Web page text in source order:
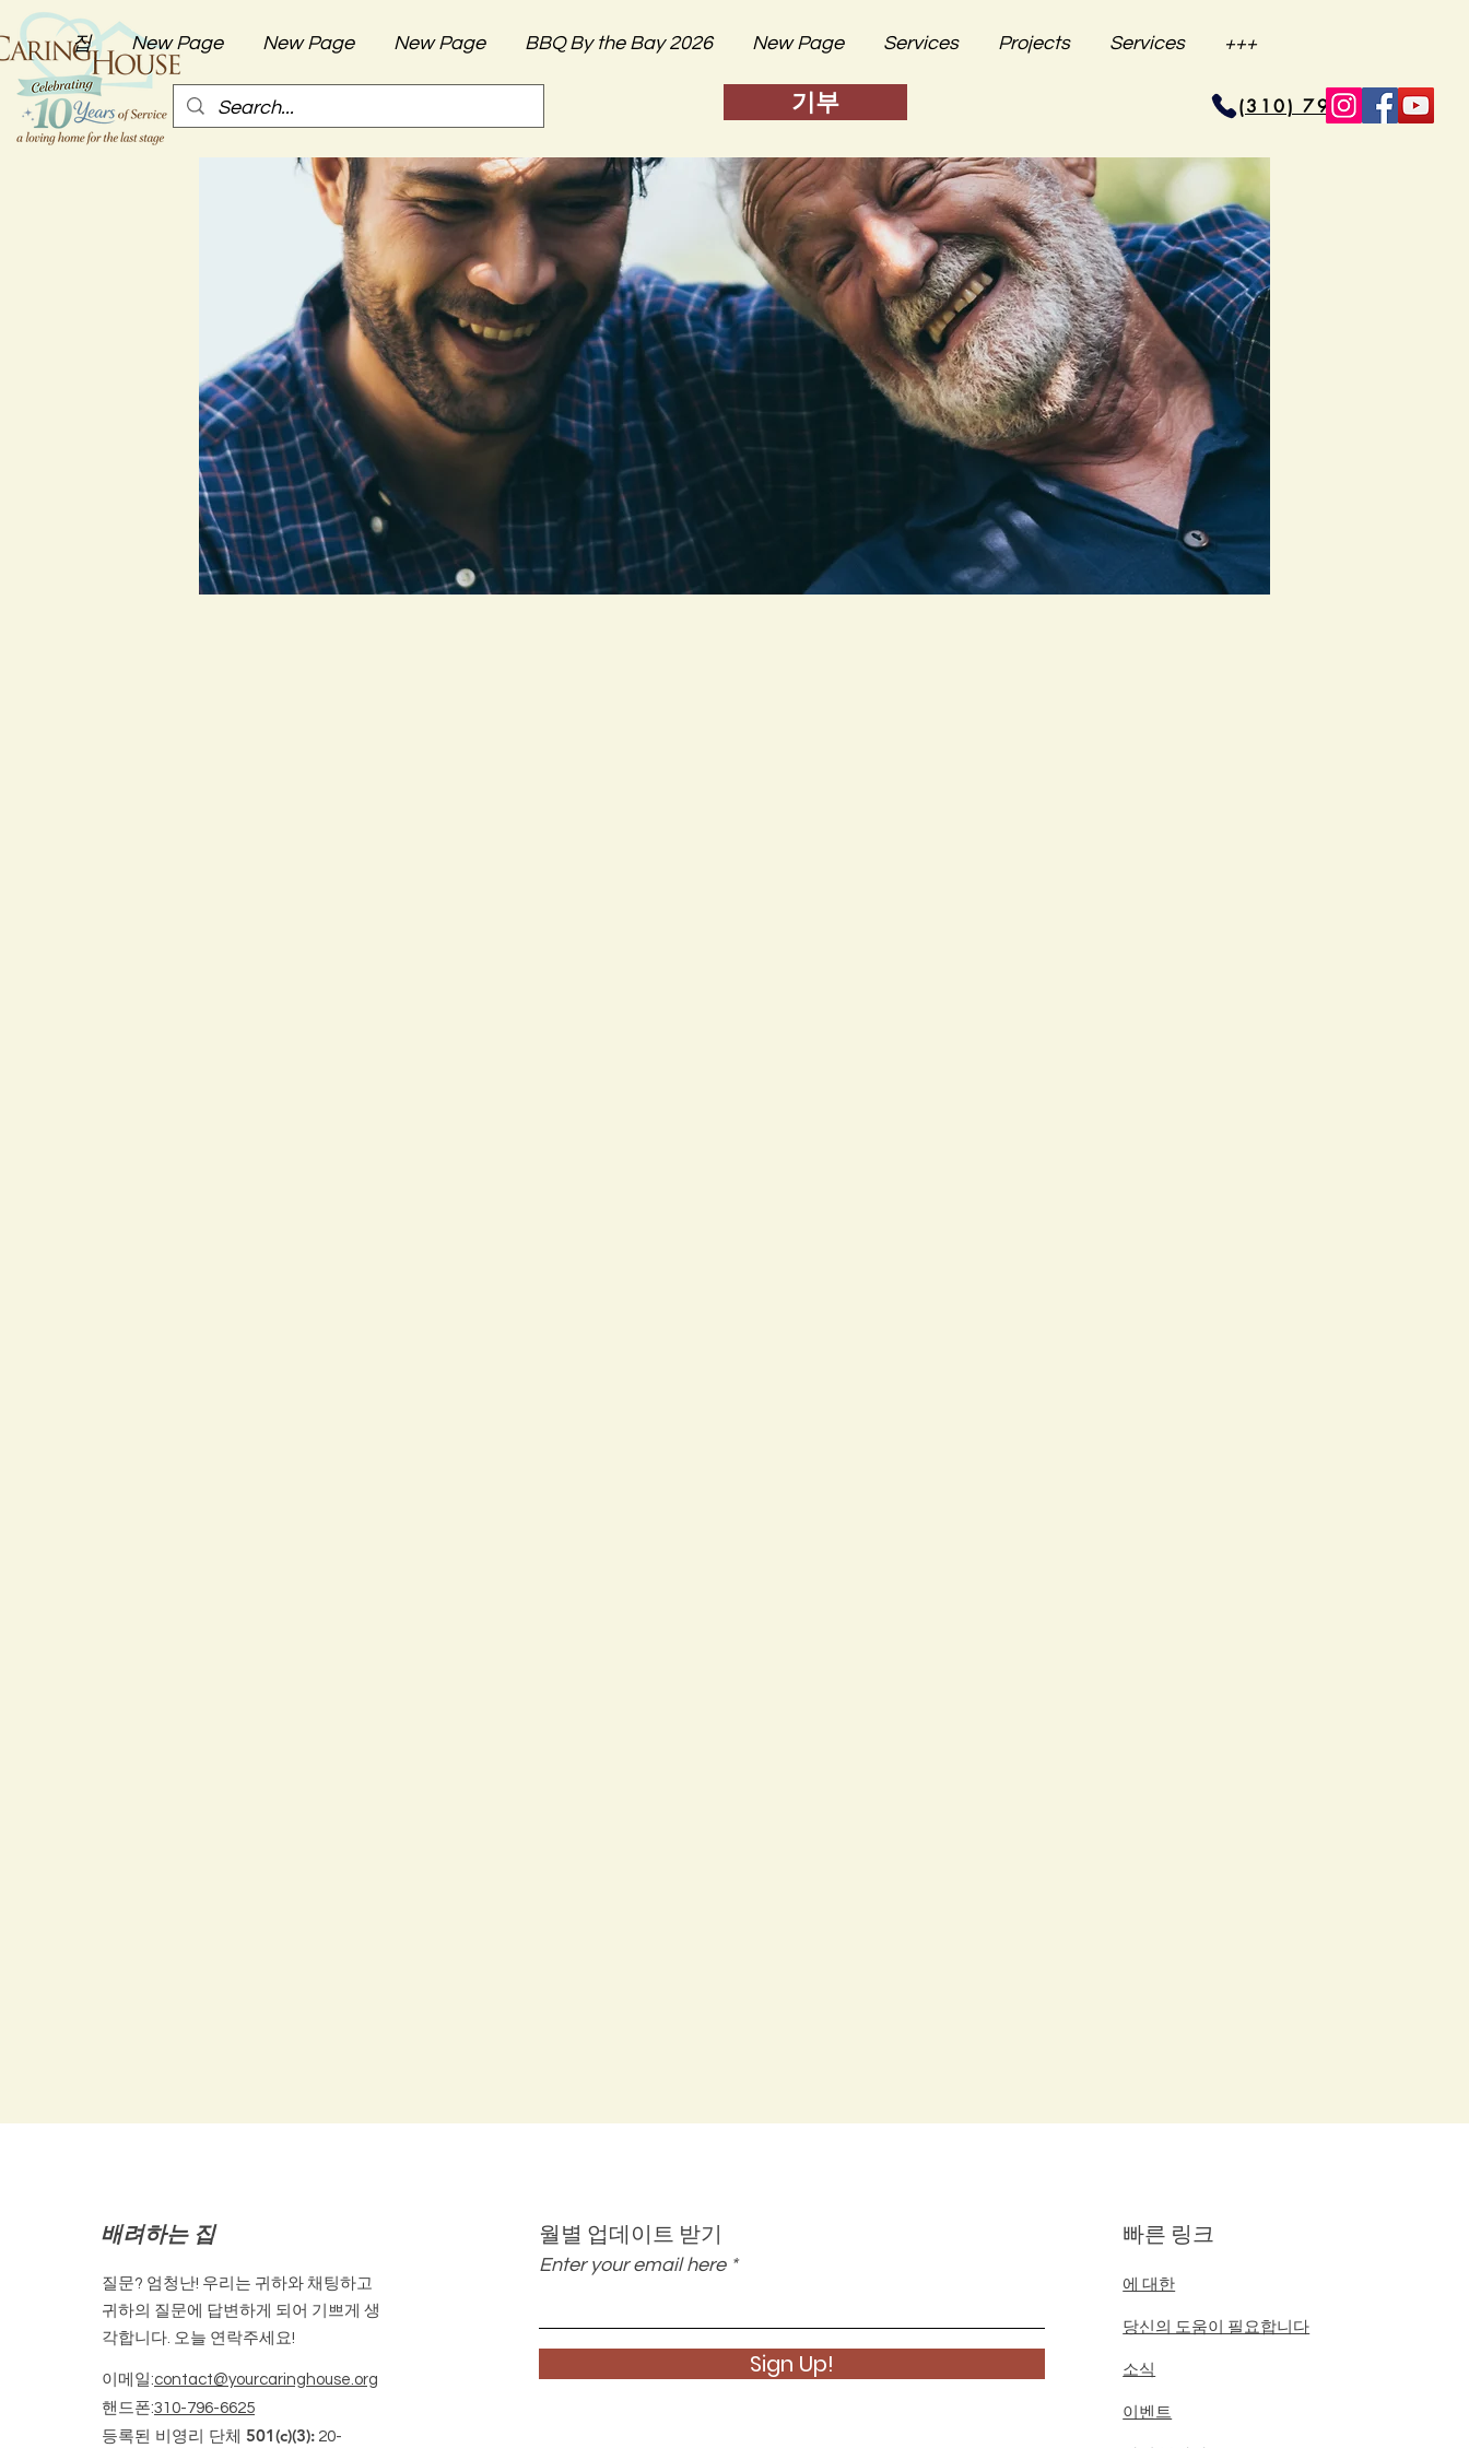
집 New Page New Page New Page BBQ By the Bay 2026 New Page Services Projects Services +++
기부 (310) 796-6625
배려하는 집
질문? 엄청난! 우리는 귀하와 채팅하고
귀하의 질문에 답변하게 되어 기쁘게 생
각합니다. 오늘 연락주세요!
이메일:contact@yourcaringhouse.org
핸드폰:310-796-6625
등록된 비영리 단체 501(c)(3): 20-
월별 업데이트 받기
Enter your email here
Sign Up!
빠른 링크
에 대한
당신의 도움이 필요합니다
소식
이벤트